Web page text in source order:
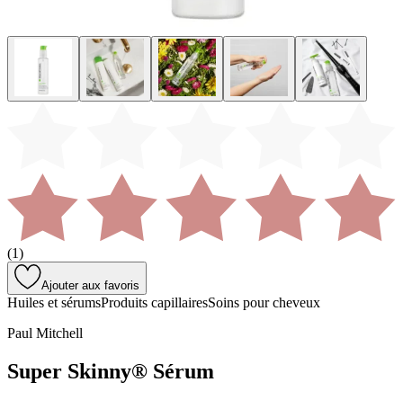
(1)
Ajouter aux favoris
Huiles et sérumsProduits capillairesSoins pour cheveux
Paul Mitchell
Super Skinny® Sérum